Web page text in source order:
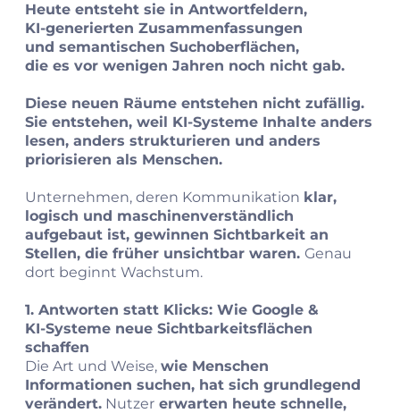
Heute entsteht sie in Antwortfeldern,
KI‑generierten Zusammenfassungen
und semantischen Suchoberflächen,
die es vor wenigen Jahren noch nicht gab.
Diese neuen Räume entstehen nicht zufällig.
Sie entstehen, weil KI‑Systeme Inhalte anders
lesen, anders strukturieren und anders
priorisieren als Menschen.
Unternehmen, deren Kommunikation klar,
logisch und maschinenverständlich
aufgebaut ist, gewinnen Sichtbarkeit an
Stellen, die früher unsichtbar waren. Genau
dort beginnt Wachstum.
1. Antworten statt Klicks: Wie Google &
KI‑Systeme neue Sichtbarkeitsflächen
schaffen
Die Art und Weise, wie Menschen
Informationen suchen, hat sich grundlegend
verändert. Nutzer erwarten heute schnelle,